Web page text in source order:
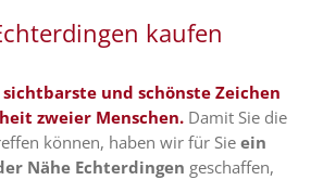
kaufen
und schönste Zeichen
zweier Menschen. Damit Sie die
können, haben wir für Sie ein
Nähe Echterdingen geschaffen,